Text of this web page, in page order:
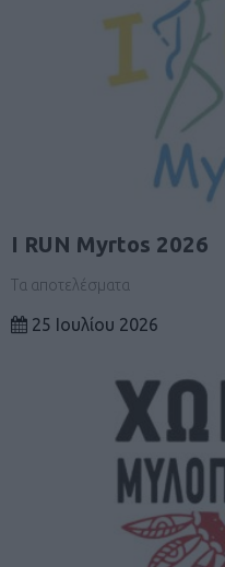
I RUN Myrtos 2026
Τα αποτελέσματα
25 Ιουλίου 2026